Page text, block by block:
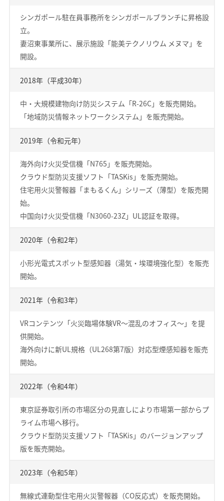
シンガポール駐在員事務所をシンガポールブランチに昇格設
立。
妻沼東事業所に、展示施設「能美テクノリウム メヌマ」を
開設。
2018年（平成30年）
中・大規模建物向け防災システム「R-26C」を販売開始。
「地域防災情報ネットワークシステム」を販売開始。
2019年（令和元年）
海外向け火災受信機「N765」を販売開始。
クラウド型防災支援ソフト「TASKis」を販売開始。
住宅用火災警報器「まもるくん」シリーズ（薄型）を販売開
始。
中国向け火災受信機「N3060-23Z」UL認証を取得。
2020年（令和2年）
小形光電式スポット型感知器（湯気・埃環境強化型）を販売
開始。
2021年（令和3年）
VRコンテンツ「火災臨場体験VR～混乱のオフィス～」を提
供開始。
海外向けに新UL規格（UL268第7版）対応型煙感知器を販売
開始。
2022年（令和4年）
東京証券取引所の市場区分の見直しにより市場第一部からプ
ライム市場へ移行。
クラウド型防災支援ソフト「TASKis」のバージョンアップ
版を販売開始。
2023年（令和5年）
無線式連動型住宅用火災警報器（CO反応式）を販売開始。